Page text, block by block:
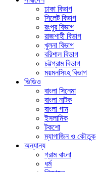
ঢাকা বিভাগ
সিলেট বিভাগ
রংপুর বিভাগ
রাজশাহী বিভাগ
খুলনা বিভাগ
বরিশাল বিভাগ
চট্টগ্রাম বিভাগ
ময়মনসিংহ বিভাগ
ভিডিও
বাংলা সিনেমা
বাংলা নাটক
বাংলা গান
ইসলামিক
টকশো
ম্যাগাজিন ও কৌতুক
অন্যান্য
গ্রাম বাংলা
ধর্ম